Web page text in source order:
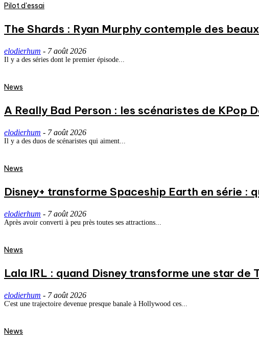
Pilot d'essai
The Shards : Ryan Murphy contemple des
elodierhum - 7 août 2026
Il y a des séries dont le premier épisode...
News
A Really Bad Person : les scénaristes de KPop
elodierhum - 7 août 2026
Il y a des duos de scénaristes qui aiment...
News
Disney+ transforme Spaceship Earth en série
elodierhum - 7 août 2026
Après avoir converti à peu près toutes ses attractions...
News
Lala IRL : quand Disney transforme une star de
elodierhum - 7 août 2026
C'est une trajectoire devenue presque banale à Hollywood ces...
News